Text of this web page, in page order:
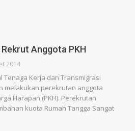
Anggota PKH
2014
Tenaga Kerja dan Transmigrasi
melakukan perekrutan anggota
Harapan (PKH). Perekrutan
kuota Rumah Tangga Sangat